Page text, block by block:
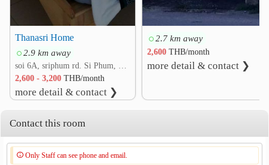
Khuangsingha Road 1.4 km
Thanasri Home
2.9 km away
soi 6A, sriphum rd. Si Phum, Mueang Chiang Mai, Chiang Mai
2,600 - 3,200THB/month
more detail & contact ❯
2.7 km away
2,600THB/month
more detail & contact ❯
Contact this room
Only Staff can see phone and email.